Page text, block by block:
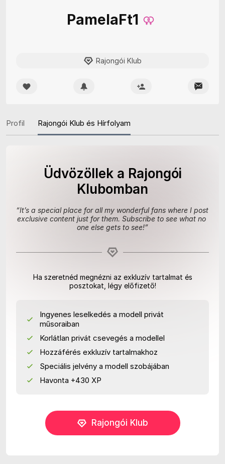
PamelaFt1
Rajongói Klub
Profil Rajongói Klub és Hírfolyam
Üdvözöllek a Rajongói
Klubomban
“It’s a special place for all my wonderful fans where I post
exclusive content just for them. Subscribe to see what no
one else gets to see!”
Ha szeretnéd megnézni az exkluzív tartalmat és
posztokat, légy előfizető!
Ingyenes leselkedés a modell privát
műsoraiban
Korlátlan privát csevegés a modellel
Hozzáférés exkluzív tartalmakhoz
Speciális jelvény a modell szobájában
Havonta +430 XP
Rajongói Klub